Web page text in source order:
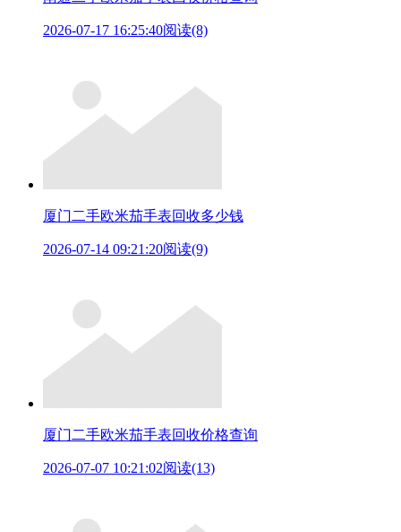
2026-07-17 16:25:40阅读(8)
厦门二手欧米茄手表回收多少钱
2026-07-14 09:21:20阅读(9)
厦门二手欧米茄手表回收价格查询
2026-07-07 10:21:02阅读(13)